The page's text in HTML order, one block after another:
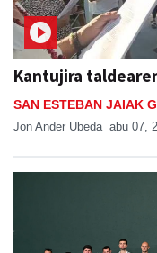
Kantujira
SAN ESTEBAN JAIAK
Jon Ander Ubeda abu 07,